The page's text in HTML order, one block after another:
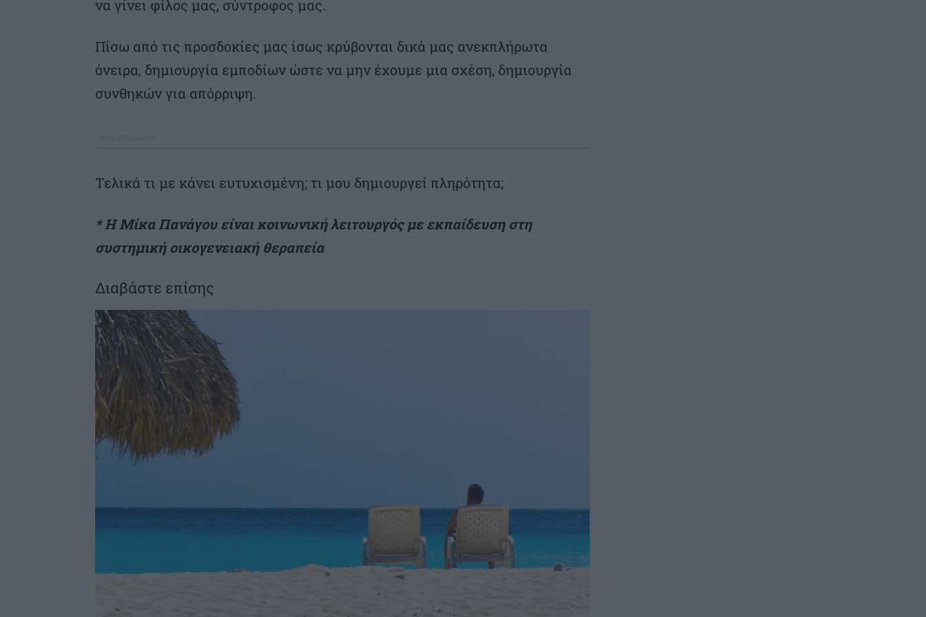
να γίνει φίλος μας, σύντροφος μας.
Πίσω από τις προσδοκίες μας ίσως κρύβονται δικά μας ανεκπλήρωτα
όνειρα, δημιουργία εμποδίων ώστε να μην έχουμε μια σχέση, δημιουργία
συνθηκών για απόρριψη.
Τελικά τι με κάνει ευτυχισμένη; τι μου δημιουργεί πληρότητα;
* Η Μίκα Πανάγου είναι κοινωνική λειτουργός με εκπαίδευση στη
συστημική οικογενειακή θεραπεία
Διαβάστε επίσης